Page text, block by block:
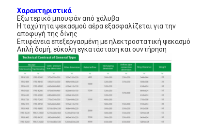
Χαρακτηριστικά
Εξωτερικό μπουφάν από χάλυβα
Η ταχύτητα ψεκασμού αέρα εξασφαλίζεται για την
αποφυγή της δίνης
Επιφάνεια επεξεργασμένη με ηλεκτροστατική ψεκασμό
Απλή δομή, εύκολη εγκατάσταση και συντήρηση